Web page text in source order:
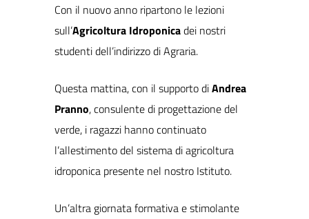
Con il nuovo anno ripartono le lezioni
sull’Agricoltura Idroponicadei nostri
studenti dell’indirizzo di Agraria.
Questa mattina, con il supporto diAndrea
Pranno, consulente di progettazione del
verde, i ragazzi hanno continuato
l’allestimento del sistema di agricoltura
idroponica presente nel nostro Istituto.
Un’altra giornata formativa e stimolante